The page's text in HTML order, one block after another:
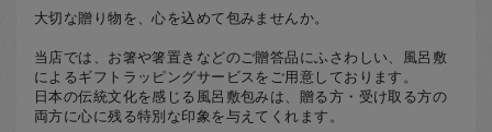
大切な贈り物を、心を込めて包みませんか。
当店では、お箸や箸置きなどのご贈答品にふさわしい、風呂敷
によるギフトラッピングサービスをご用意しております。
日本の伝統文化を感じる風呂敷包みは、贈る方・受け取る方の
両方に心に残る特別な印象を与えてくれます。